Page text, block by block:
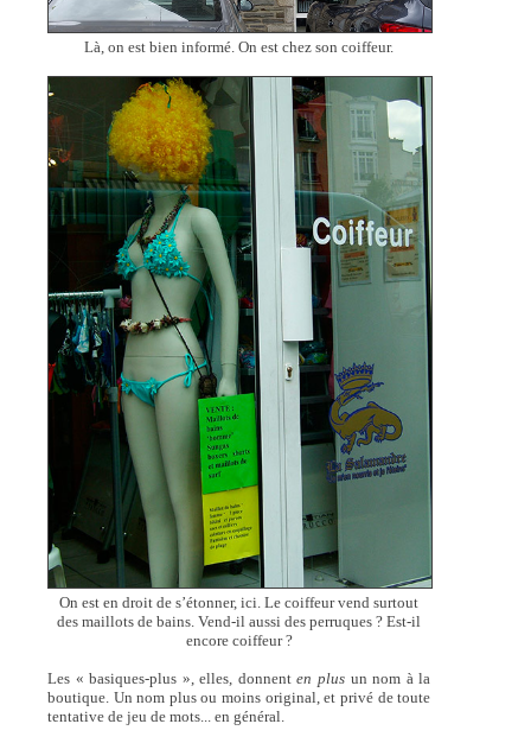
Là, on est bien informé. On est chez son coiffeur.
On est en droit de s’étonner, ici. Le coiffeur vend surtout
des maillots de bains. Vend-il aussi des perruques ? Est-il
encore coiffeur ?
Les « basiques-plus », elles, donnenten plusun nom à la
boutique. Un nom plus ou moins original, et privé de toute
tentative de jeu de mots... en général.